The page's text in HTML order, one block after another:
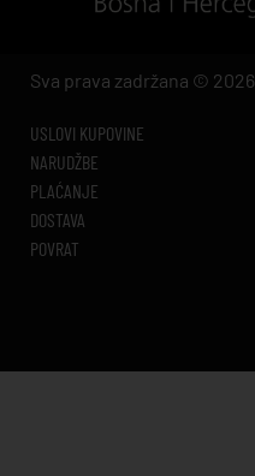
Sva prava zadržana © 2026
USLOVI KUPOVINE
NARUDŽBE
PLAĆANJE
DOSTAVA
POVRAT